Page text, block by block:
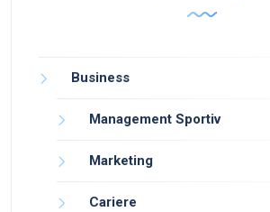
Business
Management Sportiv
Marketing
Cariere